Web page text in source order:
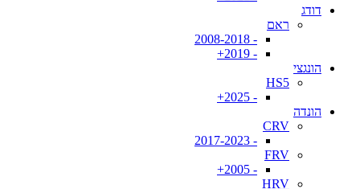
דודג
ראם
- 2008-2018
- 2019+
הונגצי
HS5
- 2025+
הונדה
CRV
- 2017-2023
FRV
- 2005+
HRV